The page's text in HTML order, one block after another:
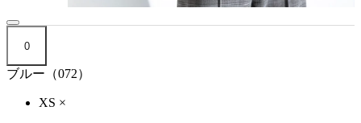
0
ブルー（072）
XS ×